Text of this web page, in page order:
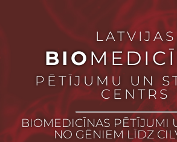
LATVIJAS
BIO
PĒTĪJUMU UN
CENTRS
BIOMEDICĪNAS PĒTĪJUMI
NO GĒNIEM LĪDZ